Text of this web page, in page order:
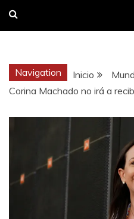
Navigation Inicio
Corina Machado no irá a